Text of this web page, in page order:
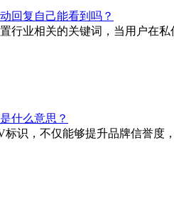
回复自己能看到吗？
行业相关的关键词，当用户在
什么意思？
识，不仅能够提升品牌信誉度